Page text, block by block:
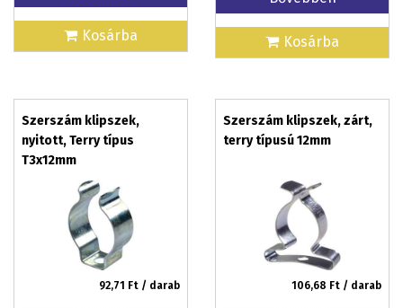
Kosárba Kosárba
Szerszám klipszek,
nyitott, Terry típus
T3x12mm
92,71 Ft / darab
Szerszám klipszek, zárt,
terry típusú 12mm
106,68 Ft / darab